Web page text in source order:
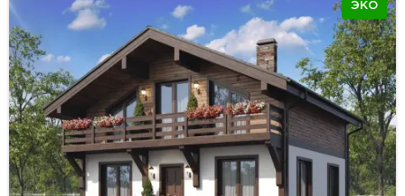
ЭКО